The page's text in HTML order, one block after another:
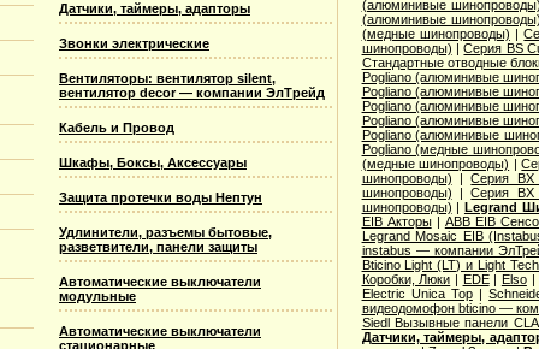
Датчики, таймеры, адапторы
Звонки электрические
Вентиляторы: вентилятор silent,
вентилятор decor — компании ЭлТрейд
Кабель и Провод
Шкафы, Боксы, Аксессуары
Защита протечки воды Нептун
Удлинители, разъемы бытовые,
разветвители, панели защиты
Автоматические выключатели
модульные
Автоматические выключатели
стационарные
(алюминивые
(алюминивые
(медные шинопроводы) |
шинопроводы) |Серия ВS
Стандартные отводные
Pogliano (алюминивые
Pogliano (алюминивые
Pogliano (алюминивые
Pogliano (алюминивые
Pogliano (алюминивые
Pogliano (медные
(медные шинопроводы) |
шинопроводы) |Серия ВХ
шинопроводы) |Серия ВХ
шинопроводы) | Legrand
EIB Акторы| ABB EIB
Legrand Mosaic ЕIB
instabus — компании
Bticino Light (LT) и Light
Коробки, Люки | EDE| Elso|
Electric Unica Top|
видеодомофон bticino —
Siedl Вызывные панели
Датчики, таймеры,